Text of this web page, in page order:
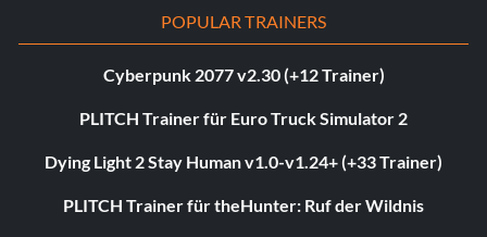
POPULAR TRAINERS
Cyberpunk 2077 v2.30 (+12 Trainer)
PLITCH Trainer für Euro Truck Simulator 2
Dying Light 2 Stay Human v1.0-v1.24+ (+33 Trainer)
PLITCH Trainer für theHunter: Ruf der Wildnis